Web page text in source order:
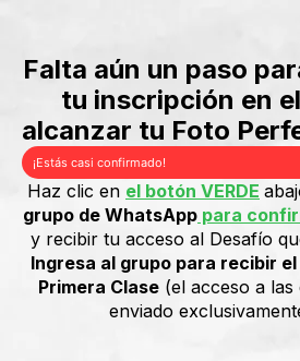
Falta aún un paso
tu inscripción en
alcanzar tu Foto
¡Estás casi confirmado!
Haz clic en el botón VERDE
grupo de WhatsApp para
y recibir tu acceso al Desafío
Ingresa al grupo para recibir
Primera Clase (el acceso a las
enviado